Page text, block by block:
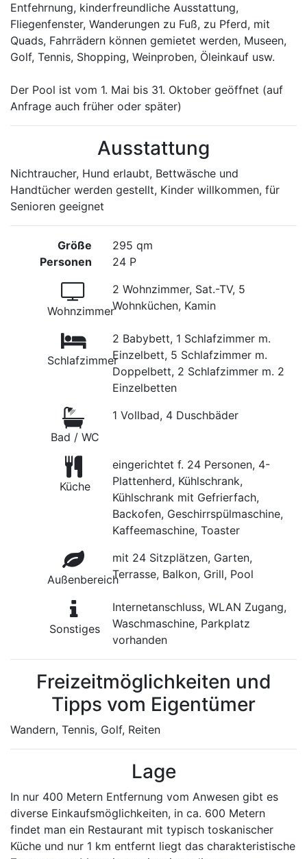
Entfehrnung, kinderfreundliche Ausstattung,
Fliegenfenster, Wanderungen zu Fuß, zu Pferd, mit
Quads, Fahrrädern können gemietet werden, Museen,
Golf, Tennis, Shopping, Weinproben, Öleinkauf usw.
Der Pool ist vom 1. Mai bis 31. Oktober geöffnet (auf
Anfrage auch früher oder später)
Ausstattung
Nichtraucher, Hund erlaubt, Bettwäsche und
Handtücher werden gestellt, Kinder willkommen, für
Senioren geeignet
Größe
Personen
295 qm
24 P
Wohnzimmer
2 Wohnzimmer, Sat.-TV, 5
Wohnküchen, Kamin
Schlafzimmer
2 Babybett, 1 Schlafzimmer m.
Einzelbett, 5 Schlafzimmer m.
Doppelbett, 2 Schlafzimmer m. 2
Einzelbetten
Bad / WC
1 Vollbad, 4 Duschbäder
Küche
eingerichtet f. 24 Personen, 4-
Plattenherd, Kühlschrank,
Kühlschrank mit Gefrierfach,
Backofen, Geschirrspülmaschine,
Kaffeemaschine, Toaster
Außenbereich
mit 24 Sitzplätzen, Garten,
Terrasse, Balkon, Grill, Pool
Sonstiges
Internetanschluss, WLAN Zugang,
Waschmaschine, Parkplatz
vorhanden
Freizeitmöglichkeiten und
Tipps vom Eigentümer
Wandern, Tennis, Golf, Reiten
Lage
In nur 400 Metern Entfernung vom Anwesen gibt es
diverse Einkaufsmöglichkeiten, in ca. 600 Metern
findet man ein Restaurant mit typisch toskanischer
Küche und nur 1 km entfernt liegt das charakteristische